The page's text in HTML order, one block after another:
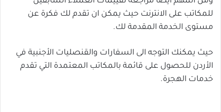
للمكاتب على الانترنت حيث يمكن ان تقدم لك فكرة عن
مستوى الخدمة المقدمة لك.
حيث يمكنك التوجه الى السفارات والقنصليات الأجنبية في
الأردن للحصول على قائمة بالمكاتب المعتمدة التي تقدم
خدمات الهجرة.